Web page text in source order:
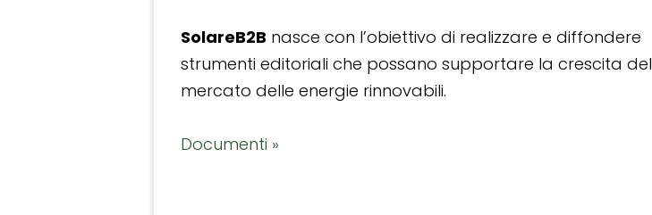
SolareB2B nasce con l’obiettivo di realizzare e diffondere
strumenti editoriali che possano supportare la crescita del
mercato delle energie rinnovabili.
Documenti »